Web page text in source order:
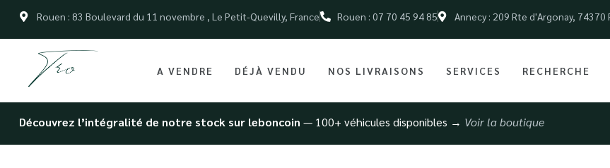
Rouen : 83 Boulevard du 11 novembre , Le Petit-Quevilly, France Rouen : 07 70 45 94 85 Annecy : 209 Rte d'Argonay, 74370
A VENDRE DÉJÀ VENDU NOS LIVRAISONS SERVICES RECHERCHE
Découvrez l’intégralité de notre stock sur leboncoin — 100+ véhicules disponibles → Voir la boutique